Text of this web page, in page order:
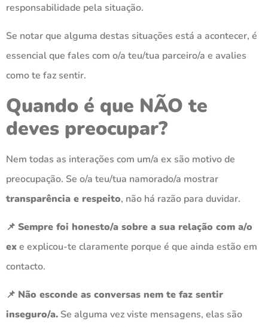
responsabilidade pela situação.
Se notar que alguma destas situações está a acontecer, é
essencial que fales com o/a teu/tua parceiro/a e avalies
como te faz sentir.
Quando é que NÃO te
deves preocupar?
Nem todas as interações com um/a ex são motivo de
preocupação. Se o/a teu/tua namorado/a mostrar
transparência e respeito, não há razão para duvidar.
📌 Sempre foi honesto/a sobre a sua relação com a/o
exe explicou-te claramente porque é que ainda estão em
contacto.
📌 Não esconde as conversas nem te faz sentir
inseguro/a. Se alguma vez viste mensagens, elas são